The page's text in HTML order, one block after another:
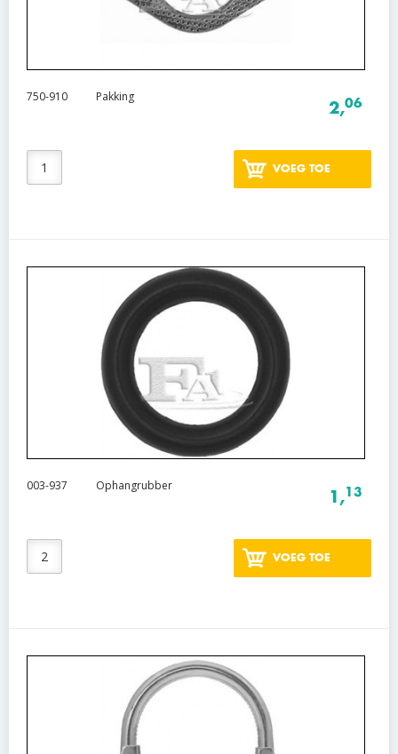
750-910 Pakking
2,06
VOEG TOE
003-937 Ophangrubber
1,13
VOEG TOE